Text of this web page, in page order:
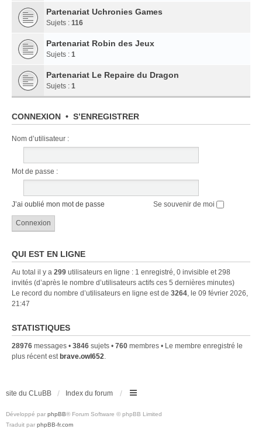
Partenariat Uchronies Games
Sujets : 116
Partenariat Robin des Jeux
Sujets : 1
Partenariat Le Repaire du Dragon
Sujets : 1
CONNEXION • S’ENREGISTRER
Nom d’utilisateur :
Mot de passe :
J’ai oublié mon mot de passe Se souvenir de moi
QUI EST EN LIGNE
Au total il y a 299 utilisateurs en ligne : 1 enregistré, 0 invisible et 298
invités (d’après le nombre d’utilisateurs actifs ces 5 dernières minutes)
Le record du nombre d’utilisateurs en ligne est de 3264, le 09 février 2026,
21:47
STATISTIQUES
28976 messages • 3846 sujets • 760 membres • Le membre enregistré le
plus récent estbrave.owl652.
site du CLuBB Index du forum
Développé par phpBB® Forum Software © phpBB Limited
Traduit par phpBB-fr.com